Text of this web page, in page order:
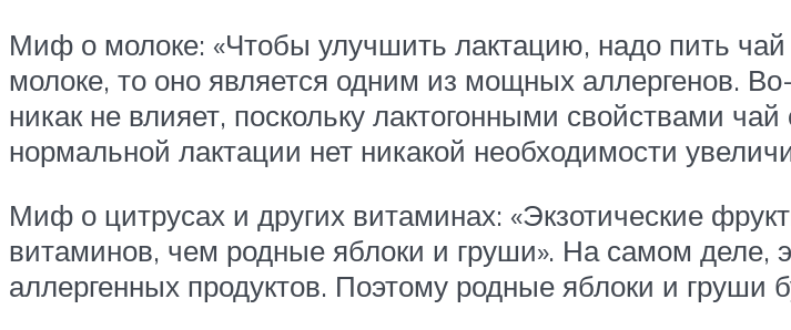
Миф о молоке: «Чтобы улучшить лактацию, надо пить
молоке, то оно является одним из мощных аллергенов.
никак не влияет, поскольку лактогонными свойствами
нормальной лактации нет никакой необходимости
Миф о цитрусах и других витаминах: «Экзотические
витаминов, чем родные яблоки и груши». На самом деле,
аллергенных продуктов. Поэтому родные яблоки и груши